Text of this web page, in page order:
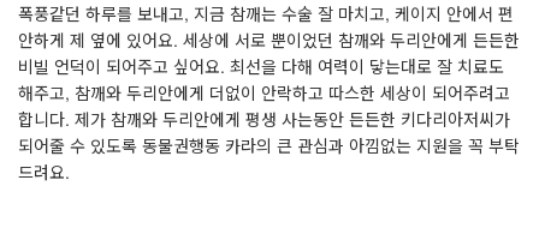
폭풍같던 하루를 보내고, 지금 참깨는 수술 잘 마치고, 케이지 안에서 편
안하게 제 옆에 있어요. 세상에 서로 뿐이었던 참깨와 두리안에게 든든한
비빌 언덕이 되어주고 싶어요. 최선을 다해 여력이 닿는대로 잘 치료도
해주고, 참깨와 두리안에게 더없이 안락하고 따스한 세상이 되어주려고
합니다. 제가 참깨와 두리안에게 평생 사는동안 든든한 키다리아저씨가
되어줄 수 있도록 동물권행동 카라의 큰 관심과 아낌없는 지원을 꼭 부탁
드려요.